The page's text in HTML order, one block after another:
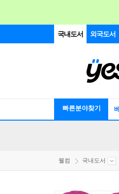
국내도서 외국도서
빠른분야찾기
웰컴 국내도서